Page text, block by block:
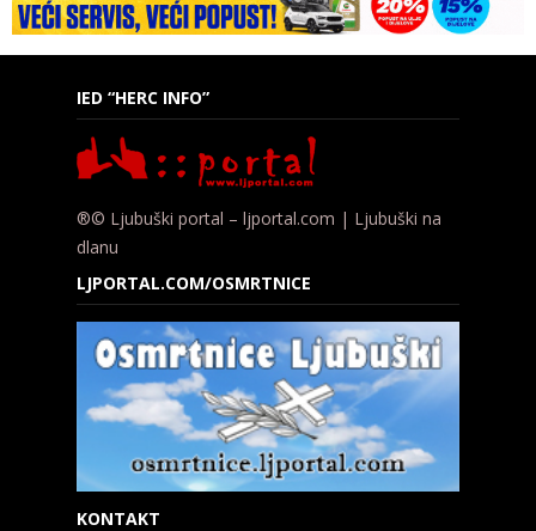
IED “HERC INFO”
®© Ljubuški portal – ljportal.com | Ljubuški na
dlanu
LJPORTAL.COM/OSMRTNICE
KONTAKT